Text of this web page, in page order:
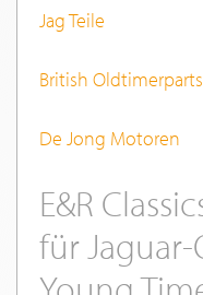
Jag Teile
British Oldtimerparts
De Jong Motoren
E&R
für